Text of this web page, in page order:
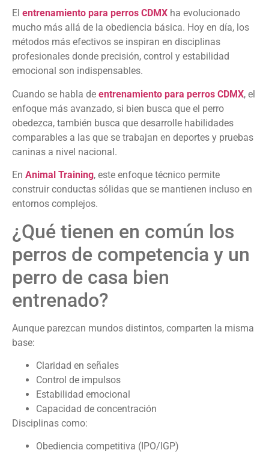
El entrenamiento para perros CDMX ha evolucionado
mucho más allá de la obediencia básica. Hoy en día, los
métodos más efectivos se inspiran en disciplinas
profesionales donde precisión, control y estabilidad
emocional son indispensables.
Cuando se habla de entrenamiento para perros CDMX, el
enfoque más avanzado, si bien busca que el perro
obedezca, también busca que desarrolle habilidades
comparables a las que se trabajan en deportes y pruebas
caninas a nivel nacional.
En Animal Training, este enfoque técnico permite
construir conductas sólidas que se mantienen incluso en
entornos complejos.
¿Qué tienen en común los
perros de competencia y un
perro de casa bien
entrenado?
Aunque parezcan mundos distintos, comparten la misma
base:
Claridad en señales
Control de impulsos
Estabilidad emocional
Capacidad de concentración
Disciplinas como:
Obediencia competitiva (IPO/IGP)